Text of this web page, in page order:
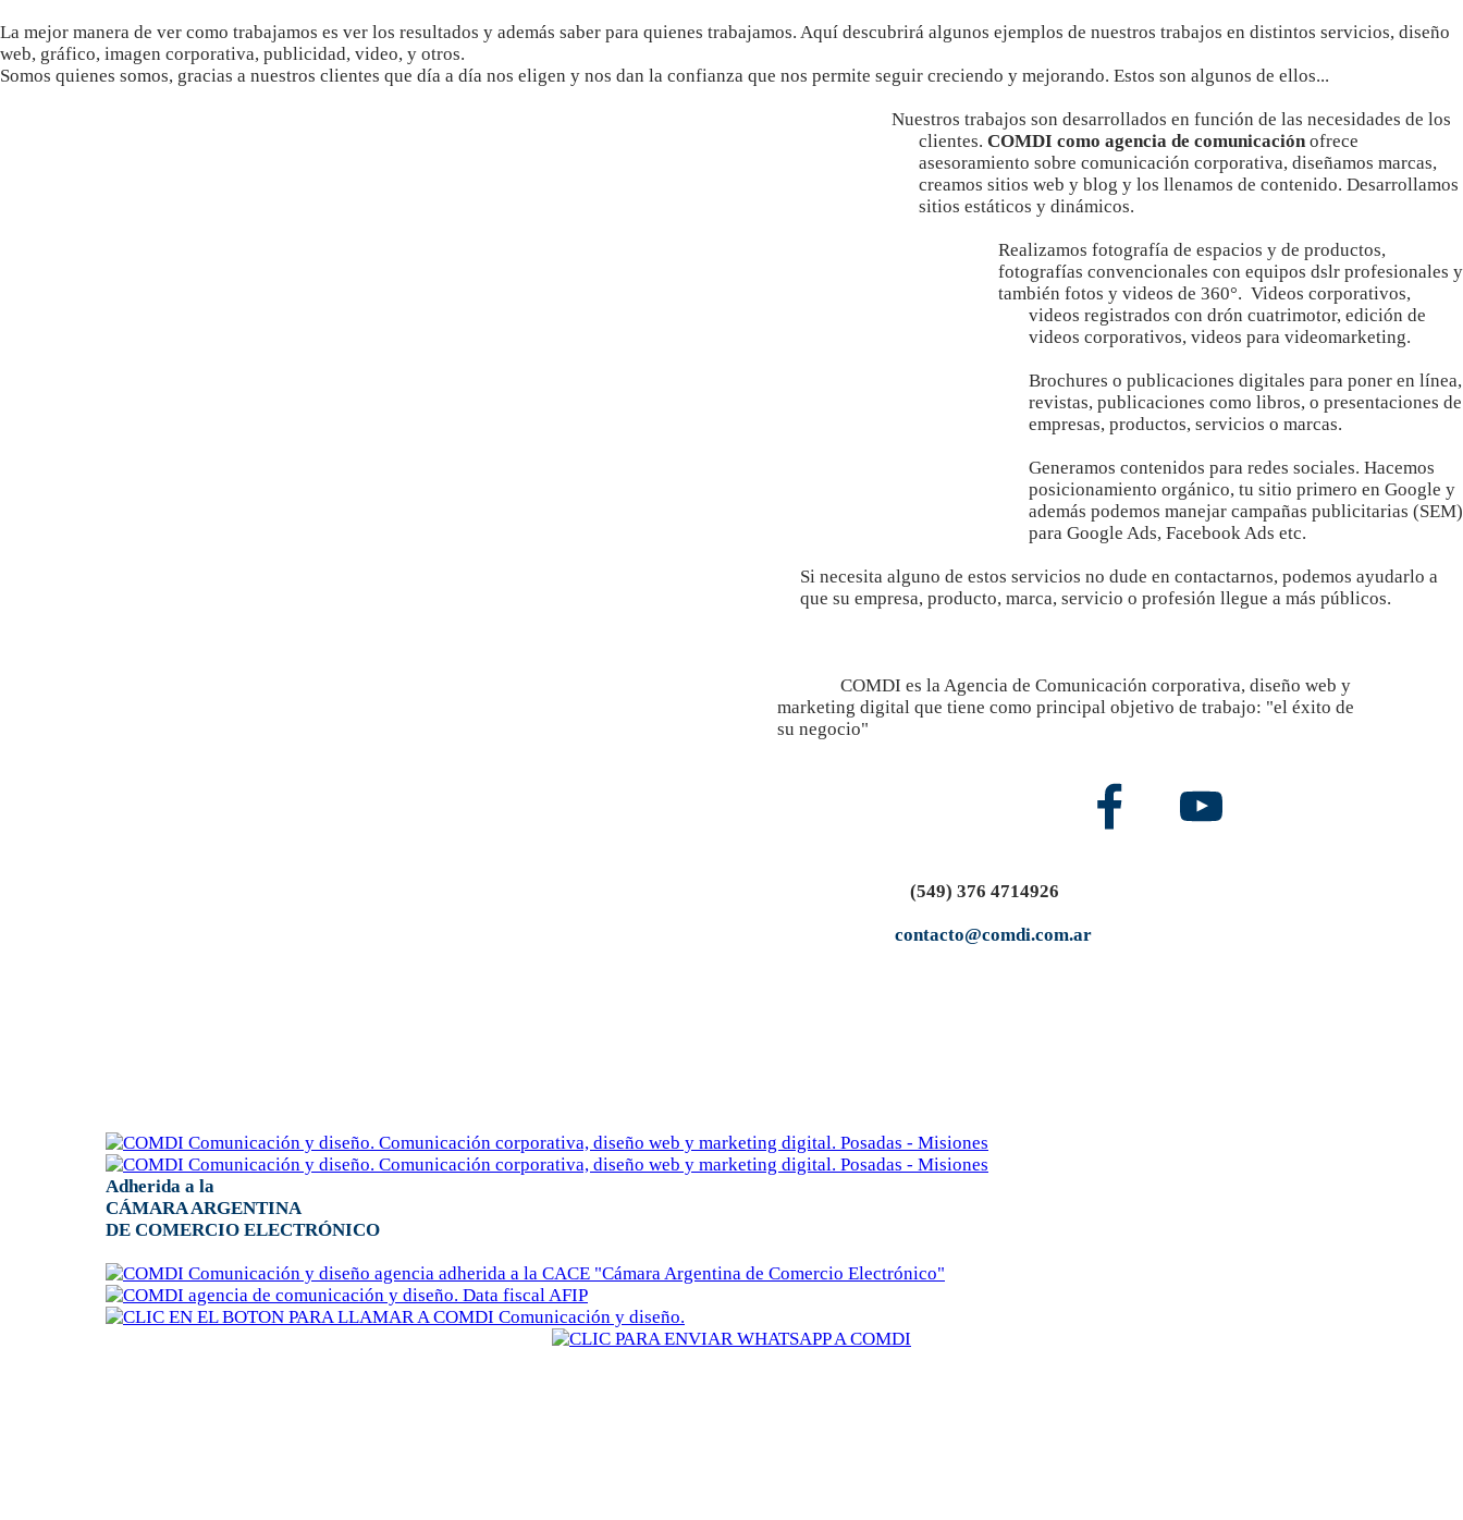
La mejor manera de ver como trabajamos es ver los resultados y además saber para quienes trabajamos. Aquí descubrirá algunos ejemplos de nuestros trabajos en distintos servicios, diseño
web, gráfico, imagen corporativa, publicidad, video, y otros.
Somos quienes somos, gracias a nuestros clientes que día a día nos eligen y nos dan la confianza que nos permite seguir creciendo y mejorando. Estos son algunos de ellos...
Nuestros trabajos son desarrollados en función de las necesidades de los
clientes. COMDI como agencia de comunicaciónofrece
asesoramiento sobre comunicación corporativa, diseñamos marcas,
creamos sitios web y blog y los llenamos de contenido. Desarrollamos
sitios estáticos y dinámicos.
Realizamos fotografía de espacios y de productos,
fotografías convencionales con equipos dslr profesionales y
también fotos y videos de 360°. Videos corporativos,
videos registrados con drón cuatrimotor, edición de
videos corporativos, videos para videomarketing.
Brochures o publicaciones digitales para poner en línea,
revistas, publicaciones como libros, o presentaciones de
empresas, productos, servicios o marcas.
Generamos contenidos para redes sociales. Hacemos
posicionamiento orgánico, tu sitio primero en Google y
además podemos manejar campañas publicitarias (SEM)
para Google Ads, Facebook Ads etc.
Si necesita alguno de estos servicios no dude en contactarnos, podemos ayudarlo a
que su empresa, producto, marca, servicio o profesión llegue a más públicos.
COMDI es la Agencia de Comunicación corporativa, diseño web y
marketing digital que tiene como principal objetivo de trabajo: "el éxito de
su negocio"
(549) 376 4714926
contacto@comdi.com.ar
Adherida a la
CÁMARA ARGENTINA
DE COMERCIO ELECTRÓNICO